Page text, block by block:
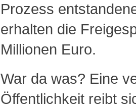
Prozess
erhalten die
Millionen Euro.
War da was? Eine
Öffentlichkeit reibt